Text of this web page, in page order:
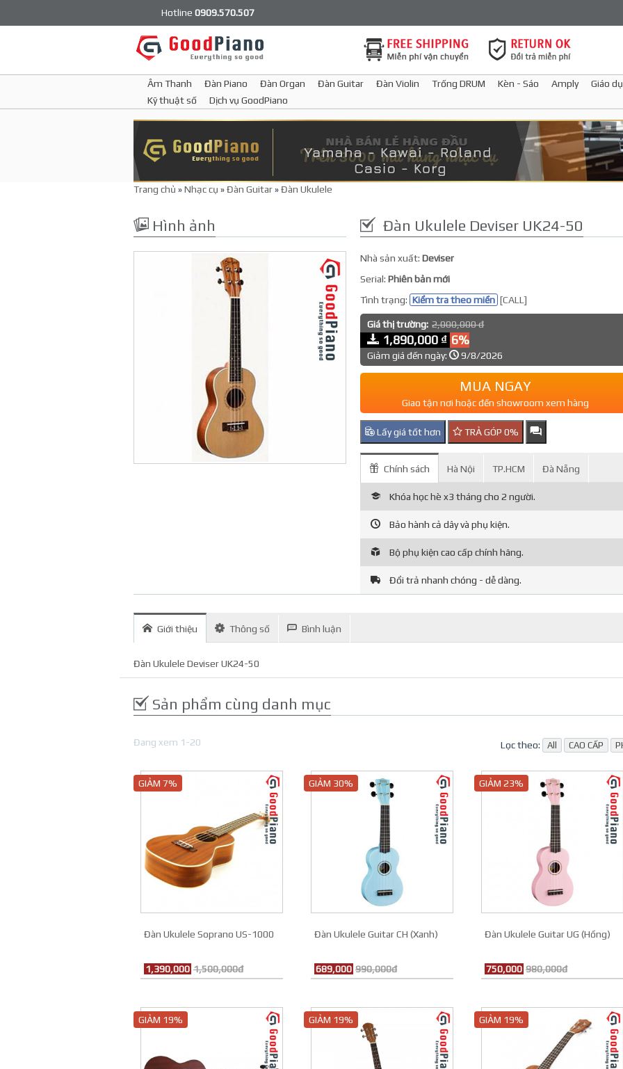
Hotline 0909.570.507
Âm Thanh Đàn Piano Đàn Organ Đàn Guitar Đàn Violin Trống DRUM Kèn - Sáo Amply Giáo
Kỹ thuật số
Dịch vụ GoodPiano
Trang chủ »Nhạc cụ »Đàn Guitar»Đàn Ukulele
Hình ảnh Đàn Ukulele Deviser UK24-50
Nhà sản xuất:Deviser
Serial:Phiên bản mới
Tình trạng: Kiểm tra theo miền [CALL]
Giá thị trường: 2,000,000 đ
1,890,000 ₫ 6%
Giảm giá đến ngày: 9/8/2026
MUA NGAY
Giao tận nơi hoặc đến showroom xem hàng
Lấy giá tốt hơn TRẢ GÓP 0%
Chính sách Hà Nội TP.HCM Đà Nẵng
Khóa học hè x3 tháng cho 2 người.
Bảo hành cả dây và phụ kiện.
Bộ phụ kiện cao cấp chính hãng.
Đổi trả nhanh chóng - dễ dàng.
Giới thiệu Thông số Bình luận
Đàn Ukulele Deviser UK24-50
Sản phẩm cùng danh mục
Đang xem 1-20 Lọc theo: All CAO CẤP
GIẢM 7%
Đàn Ukulele Soprano US-1000
1,390,000 1,500,000đ
GIẢM 30%
Đàn Ukulele Guitar CH (Xanh)
689,000 990,000đ
GIẢM 23%
Đàn Ukulele Guitar UG (Hồng)
750,000 980,000đ
GIẢM 19% GIẢM 19% GIẢM 19%